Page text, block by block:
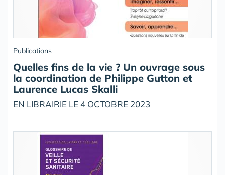
Publications
Quelles fins de la vie ? Un ouvrage sous
la coordination de Philippe Gutton et
Laurence Lucas Skalli
EN LIBRAIRIE LE 4 OCTOBRE 2023